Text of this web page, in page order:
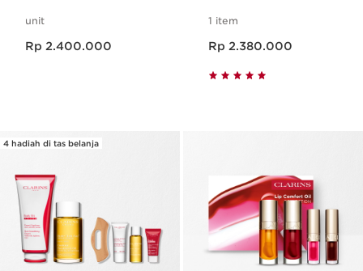
unit
Rp 2.400.000
1 item
Rp 2.380.000
4 hadiah di tas belanja